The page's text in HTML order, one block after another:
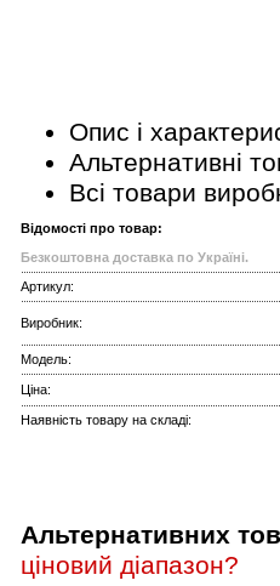
Опис і
Альтернативні
Всі товари
Відомості про товар:
Безкоштовна доставка по Україні.
Артикул:
Виробник:
Модель:
Ціна:
Наявність товару на складі:
Альтернативних
ціновий діапазон?